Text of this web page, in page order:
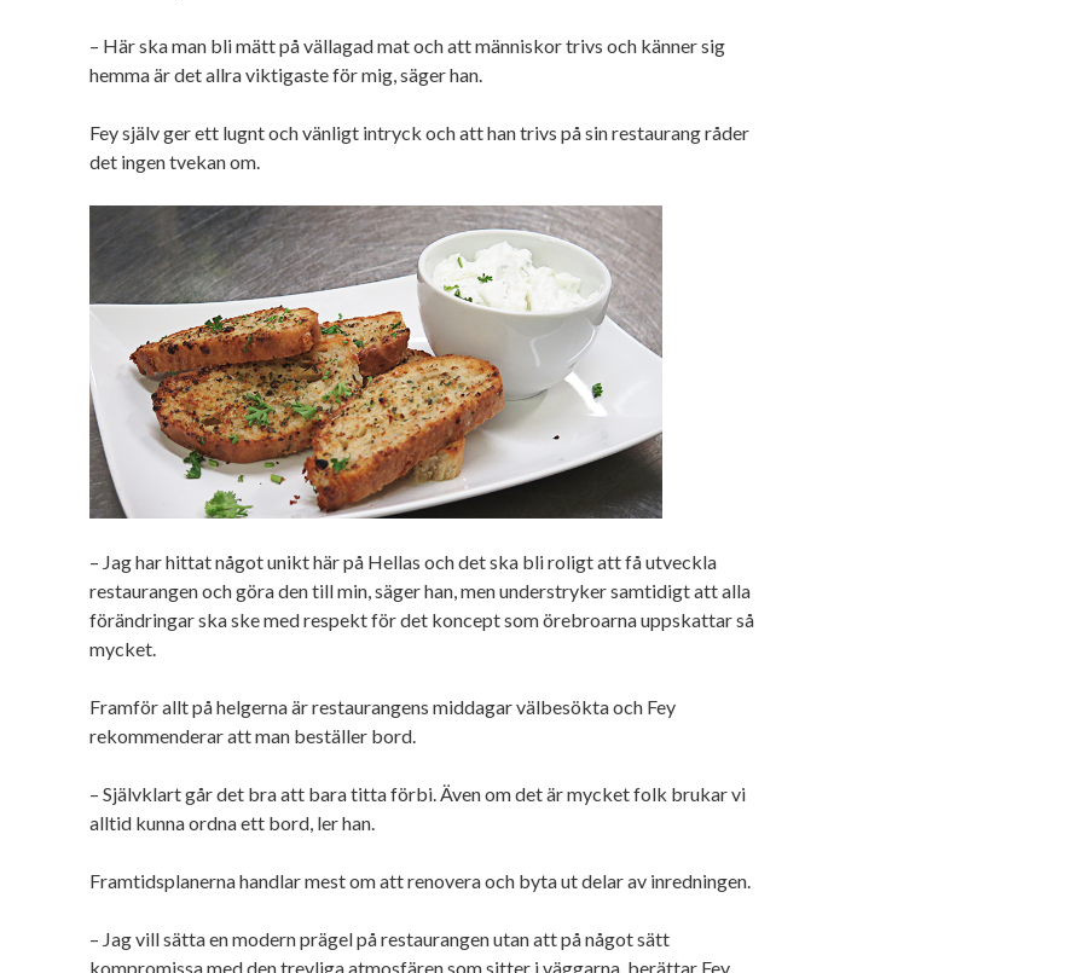
– Här ska man bli mätt på vällagad mat och att människor trivs och känner sig
hemma är det allra viktigaste för mig, säger han.
Fey själv ger ett lugnt och vänligt intryck och att han trivs på sin restaurang råder
det ingen tvekan om.
– Jag har hittat något unikt här på Hellas och det ska bli roligt att få utveckla
restaurangen och göra den till min, säger han, men understryker samtidigt att alla
förändringar ska ske med respekt för det koncept som örebroarna uppskattar så
mycket.
Framför allt på helgerna är restaurangens middagar välbesökta och Fey
rekommenderar att man beställer bord.
– Självklart går det bra att bara titta förbi. Även om det är mycket folk brukar vi
alltid kunna ordna ett bord, ler han.
Framtidsplanerna handlar mest om att renovera och byta ut delar av inredningen.
– Jag vill sätta en modern prägel på restaurangen utan att på något sätt
kompromissa med den trevliga atmosfären som sitter i väggarna, berättar Fey.